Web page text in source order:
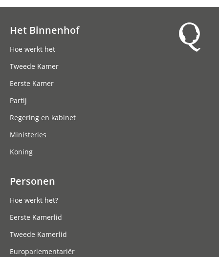
Het Binnenhof
Hoe werkt het
Tweede Kamer
Eerste Kamer
Partij
Regering en kabinet
Ministeries
Koning
Personen
Hoe werkt het?
Eerste Kamerlid
Tweede Kamerlid
Europarlementariër